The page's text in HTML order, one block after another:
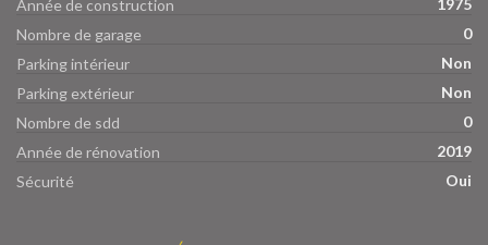
Année de construction
Nombre de garage
0
Parking intérieur
Non
Parking extérieur
Non
Nombre de sdd
0
Année de rénovation
2019
Sécurité
Oui